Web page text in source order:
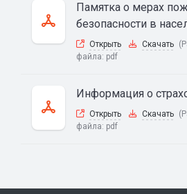
Памятка о мерах
безопасности в
Открыть Скачать
файла: pdf
Информация о
Открыть Скачать
файла: pdf